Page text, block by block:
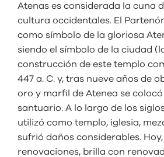
Atenas es considerada la cuna
cultura occidentales. El
como símbolo de la gloriosa
siendo el símbolo de la ciudad
construcción de este templo
447 a. C. y, tras nueve años de
oro y marfil de Atenea se colocó
santuario. A lo largo de los
utilizó como templo, iglesia,
sufrió daños considerables.
renovaciones, brilla con